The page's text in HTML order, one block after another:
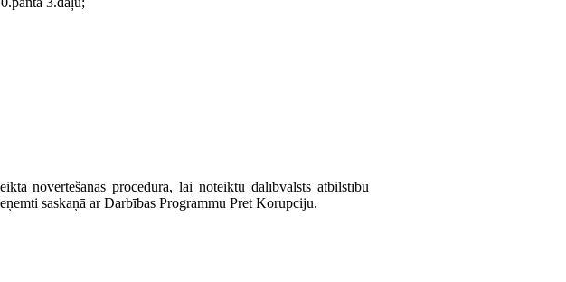
novērtēšanas procedūra, lai noteiktu dalībvalsts atbilstību
saskaņā ar Darbības Programmu Pret Korupciju.